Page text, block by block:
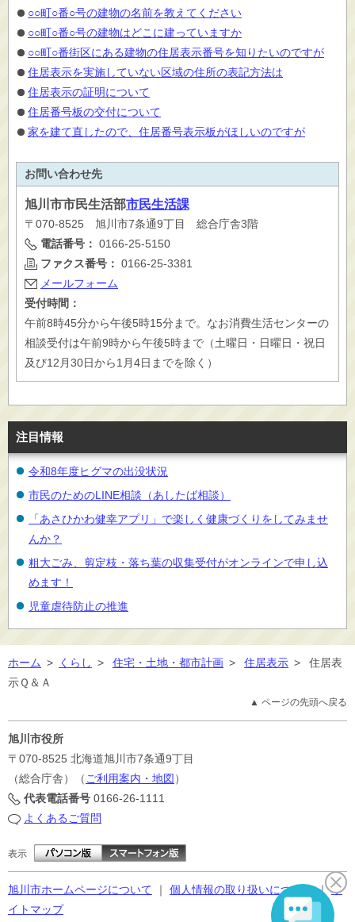
○○町○番○号の建物の名前を教えてください
○○町○番○号の建物はどこに建っていますか
○○町○番街区にある建物の住居表示番号を知りたいのですが
住居表示を実施していない区域の住所の表記方法は
住居表示の証明について
住居番号板の交付について
家を建て直したので、住居番号表示板がほしいのですが
お問い合わせ先
旭川市市民生活部市民生活課
〒070-8525 旭川市7条通9丁目 総合庁舎3階
電話番号： 0166-25-5150
ファクス番号： 0166-25-3381
メールフォーム
受付時間：
午前8時45分から午後5時15分まで。なお消費生活センターの
相談受付は午前9時から午後5時まで（土曜日・日曜日・祝日
及び12月30日から1月4日までを除く）
注目情報
令和8年度ヒグマの出没状況
市民のためのLINE相談（あしたば相談）
「あさひかわ健幸アプリ」で楽しく健康づくりをしてみませ
んか？
粗大ごみ、剪定枝・落ち葉の収集受付がオンラインで申し込
めます！
児童虐待防止の推進
ホーム > くらし > 住宅・土地・都市計画 > 住居表示 >
住居表
示Ｑ＆Ａ
▲ ページの先頭へ戻る
旭川市役所
〒070-8525 北海道旭川市7条通9丁目
（総合庁舎）（ ご利用案内・地図 ）
代表電話番号 0166-26-1111
よくあるご質問
表示
旭川市ホームページについて ｜ 個人情報の取り扱いについて｜サ
イトマップ